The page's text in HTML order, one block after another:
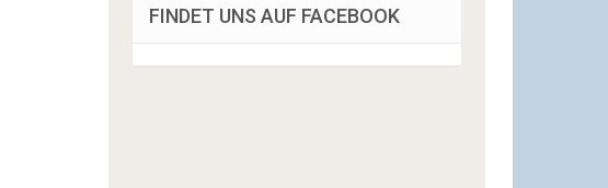
FINDET UNS AUF FACEBOOK